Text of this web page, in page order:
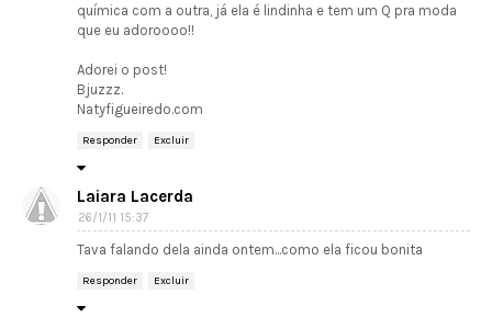
química com a outra, já ela é lindinha e tem um Q pra moda
que eu adoroooo!!
Adorei o post!
Bjuzzz.
Natyfigueiredo.com
Responder Excluir
Laiara Lacerda
26/1/11 15:37
Tava falando dela ainda ontem...como ela ficou bonita
Responder Excluir